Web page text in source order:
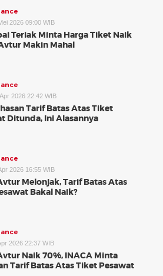
2026 09:00 WIB
Teriak Minta Harga Tiket Naik
Makin Mahal
2026 22:42 WIB
Tarif Batas Atas Tiket
Ditunda, Ini Alasannya
2026 16:55 WIB
Melonjak, Tarif Batas Atas
Bakal Naik?
2026 22:37 WIB
Naik 70%, INACA Minta
Tarif Batas Atas Tiket Pesawat